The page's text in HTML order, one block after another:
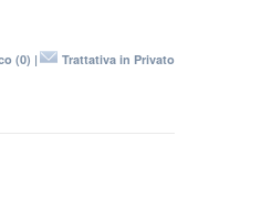
(0) | Trattativa in Privato